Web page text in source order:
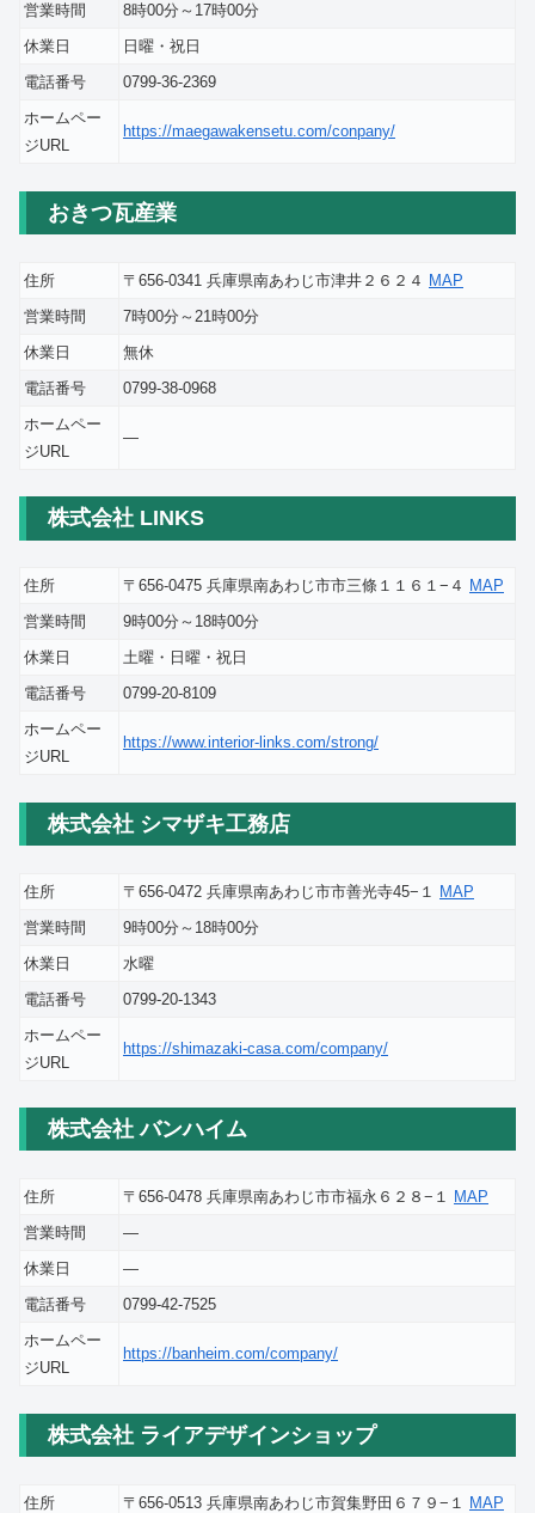
営業時間
8時00分～17時00分
休業日
日曜・祝日
電話番号
0799-36-2369
ホームペー
ジURL
https://maegawakensetu.com/conpany/
おきつ瓦産業
住所 〒656-0341 兵庫県南あわじ市津井２６２４ MAP
営業時間
7時00分～21時00分
休業日
無休
電話番号
0799-38-0968
ホームペー
ジURL
―
株式会社 LINKS
住所 〒656-0475 兵庫県南あわじ市市三條１１６１−４ MAP
営業時間
9時00分～18時00分
休業日
土曜・日曜・祝日
電話番号
0799-20-8109
ホームペー
ジURL
https://www.interior-links.com/strong/
株式会社 シマザキ工務店
住所 〒656-0472 兵庫県南あわじ市市善光寺45−１ MAP
営業時間
9時00分～18時00分
休業日
水曜
電話番号
0799-20-1343
ホームペー
ジURL
https://shimazaki-casa.com/company/
株式会社 バンハイム
住所 〒656-0478 兵庫県南あわじ市市福永６２８−１ MAP
営業時間
―
休業日
―
電話番号
0799-42-7525
ホームペー
ジURL
https://banheim.com/company/
株式会社 ライアデザインショップ
住所 〒656-0513 兵庫県南あわじ市賀集野田６７９−１ MAP